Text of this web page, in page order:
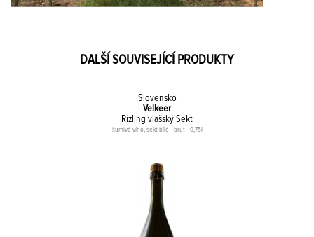
DALŠÍ SOUVISEJÍCÍ PRODUKTY
Slovensko
Velkeer
Rizling vlašský Sekt
šumivé víno, sekt bílé - brut - 0,75l